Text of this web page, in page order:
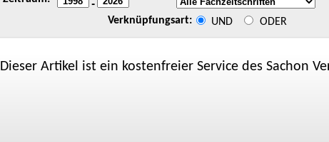
Verknüpfungsart: UND ODER
Dieser Artikel ist ein kostenfreier Service des Sachon